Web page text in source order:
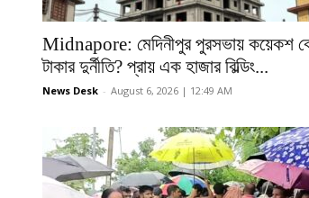
Midnapore: মেদিনীপুর পুরসভায় কয়েকশ
টাকার দুর্নীতি? প্রায় এক হাজার বিল্ডিং...
News Desk - August 6, 2026 | 12:49 AM